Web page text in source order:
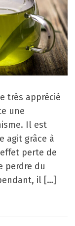
très apprécié
une
Il est
agit grâce à
perte de
perdre du
il […]